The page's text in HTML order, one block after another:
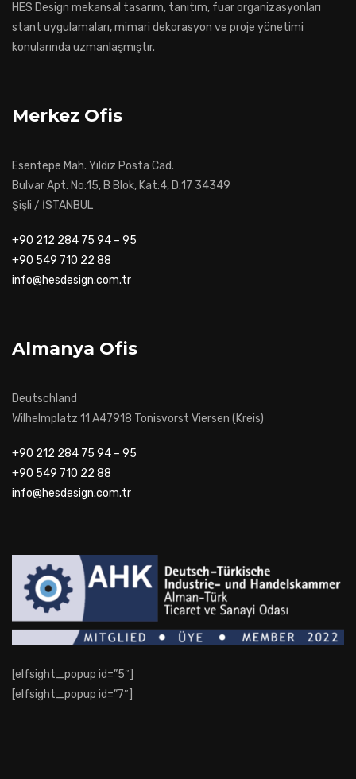
HES Design mekansal tasarım, tanıtım, fuar organizasyonları
stant uygulamaları, mimari dekorasyon ve proje yönetimi
konularında uzmanlaşmıştır.
Merkez Ofis
Esentepe Mah. Yıldız Posta Cad.
Bulvar Apt. No:15, B Blok, Kat:4, D:17 34349
Şişli / İSTANBUL
+90 212 284 75 94 – 95
+90 549 710 22 88
info@hesdesign.com.tr
Almanya Ofis
Deutschland
Wilhelmplatz 11 A47918 Tonisvorst Viersen (Kreis)
+90 212 284 75 94 – 95
+90 549 710 22 88
info@hesdesign.com.tr
[elfsight_popup id=”5″]
[elfsight_popup id=”7″]